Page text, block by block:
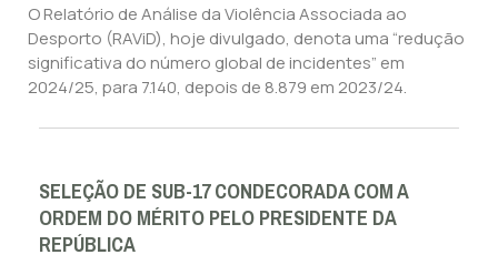
O Relatório de Análise da Violência Associada ao
Desporto (RAViD), hoje divulgado, denota uma “redução
significativa do número global de incidentes” em
2024/25, para 7.140, depois de 8.879 em 2023/24.
SELEÇÃO DE SUB-17 CONDECORADA COM A
ORDEM DO MÉRITO PELO PRESIDENTE DA
REPÚBLICA